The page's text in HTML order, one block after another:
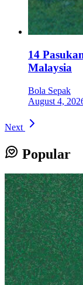
14
Malaysia
Bola Sepak
August 4,
Next
Popular